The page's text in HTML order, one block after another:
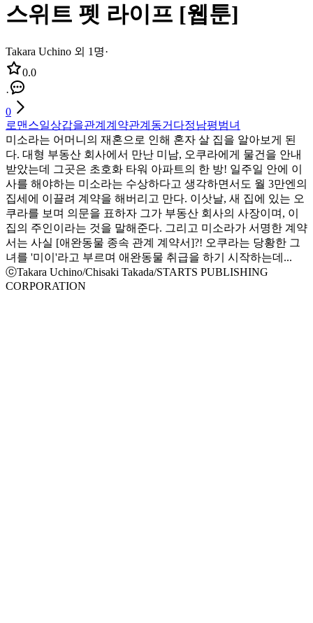
스위트 펫 라이프 [웹툰]
Takara Uchino 외 1명·
0.0
·
0
로맨스일상갑을관계 계약관계 동거 다정남평범녀
미소라는 어머니의 재혼으로 인해 혼자 살 집을 알아보게 된
다. 대형 부동산 회사에서 만난 미남, 오쿠라에게 물건을 안내
받았는데 그곳은 초호화 타워 아파트의 한 방! 일주일 안에 이
사를 해야하는 미소라는 수상하다고 생각하면서도 월 3만엔의
집세에 이끌려 계약을 해버리고 만다. 이삿날, 새 집에 있는 오
쿠라를 보며 의문을 표하자 그가 부동산 회사의 사장이며, 이
집의 주인이라는 것을 말해준다. 그리고 미소라가 서명한 계약
서는 사실 [애완동물 종속 관계 계약서]?! 오쿠라는 당황한 그
녀를 '미이'라고 부르며 애완동물 취급을 하기 시작하는데...
ⓒTakara Uchino/Chisaki Takada/STARTS PUBLISHING
CORPORATION